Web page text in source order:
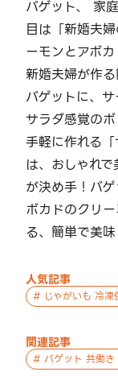
バゲット、 家
目は「新婚夫
ーモンとアボカ
新婚夫婦が作
バゲットに、サ
サラダ感覚の
手軽に作れる「
は、おしゃれ
が決め手！バ
ボカドのクリ
る、簡単で美味
人気記事
# じゃがいも 冷凍
関連記事
# バゲット 共働